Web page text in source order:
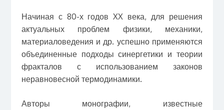
Начиная с 80-х годов XX века, для решения
актуальных проблем физики, механики,
материаловедения и др. успешно применяются
объединенные подходы синергетики и теории
фракталов с использованием законов
неравновесной термодинамики.
Авторы монографии, известные